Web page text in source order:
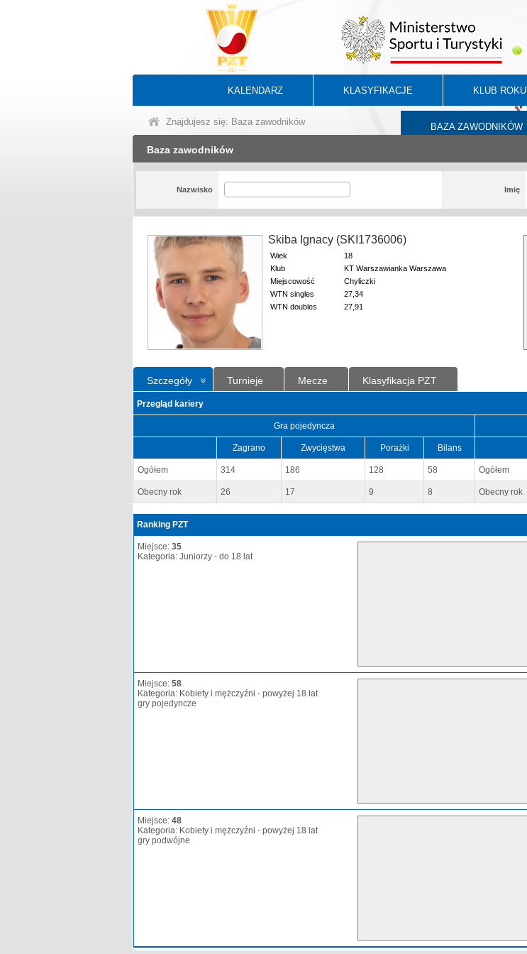
KALENDARZ KLASYFIKACJE KLUB ROKU
BAZA ZAWODNIKÓW
Znajdujesz się: Baza zawodników
Baza zawodników
Nazwisko Imię
Skiba Ignacy (SKI1736006)
Wiek
18
Klub
KT Warszawianka Warszawa
Miejscowość
Chyliczki
WTN singles
27,34
WTN doubles
27,91
Szczegóły Turnieje Mecze Klasyfikacja PZT
Przegląd kariery
Gra pojedyncza
Zagrano Zwycięstwa Porażki Bilans
Ogółem 314 186 128 58 Ogółem
Obecny rok 26 17 9 8 Obecny rok
Ranking PZT
Miejsce: 35
Kategoria: Juniorzy - do 18 lat
Miejsce: 58
Kategoria: Kobiety i mężczyźni - powyżej 18 lat
gry pojedyncze
Miejsce: 48
Kategoria: Kobiety i mężczyźni - powyżej 18 lat
gry podwójne